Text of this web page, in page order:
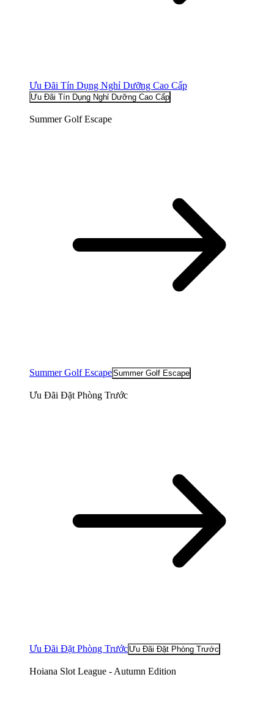
Ưu Đãi Tín Dụng Nghỉ Dưỡng Cao Cấp
Ưu Đãi Tín Dụng Nghỉ Dưỡng Cao Cấp
Summer Golf Escape
Summer Golf EscapeSummer Golf Escape
Ưu Đãi Đặt Phòng Trước
Ưu Đãi Đặt Phòng Trước Ưu Đãi Đặt Phòng Trước
Hoiana Slot League - Autumn Edition